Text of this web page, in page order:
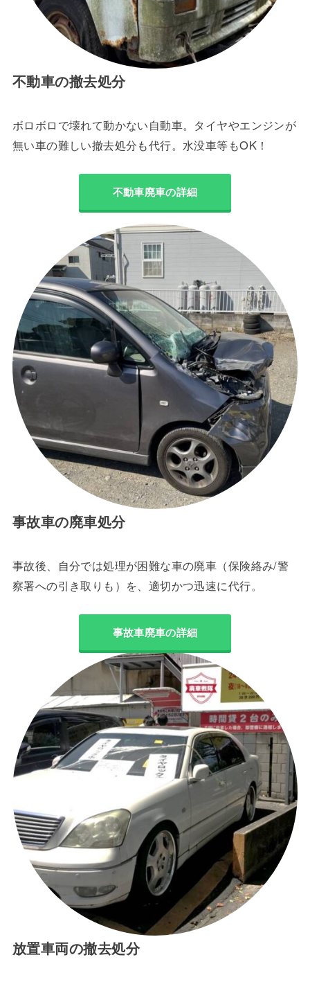
不動車の撤去処分
ボロボロで壊れて動かない自動車。タイヤやエンジンが
無い車の難しい撤去処分も代行。水没車等もOK！
不動車廃車の詳細
事故車の廃車処分
事故後、自分では処理が困難な車の廃車（保険絡み/警
察署への引き取りも）を、適切かつ迅速に代行。
事故車廃車の詳細
放置車両の撤去処分